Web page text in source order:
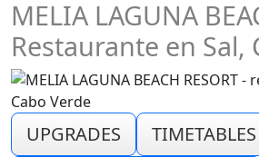
MELIA LAGUNA
Restaurante en Sal,
UPGRADES
TIMETABLES